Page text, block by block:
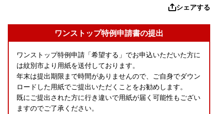
シェアする
ワンストップ特例申請書の提出
ワンストップ特例申請「希望する」でお申込いただいた方に
は紋別市より用紙を送付しております。
年末は提出期限まで時間がありませんので、ご自身でダウン
ロードした用紙でご提出いただくことをお勧めします。
既にご提出された方に行き違いで用紙が届く可能性もござい
ますのでご了承ください。